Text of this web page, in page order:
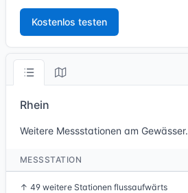
Kostenlos testen
Rhein
Weitere Messstationen am Gewässer.
MESSSTATION
↑ 49 weitere Stationen flussaufwärts